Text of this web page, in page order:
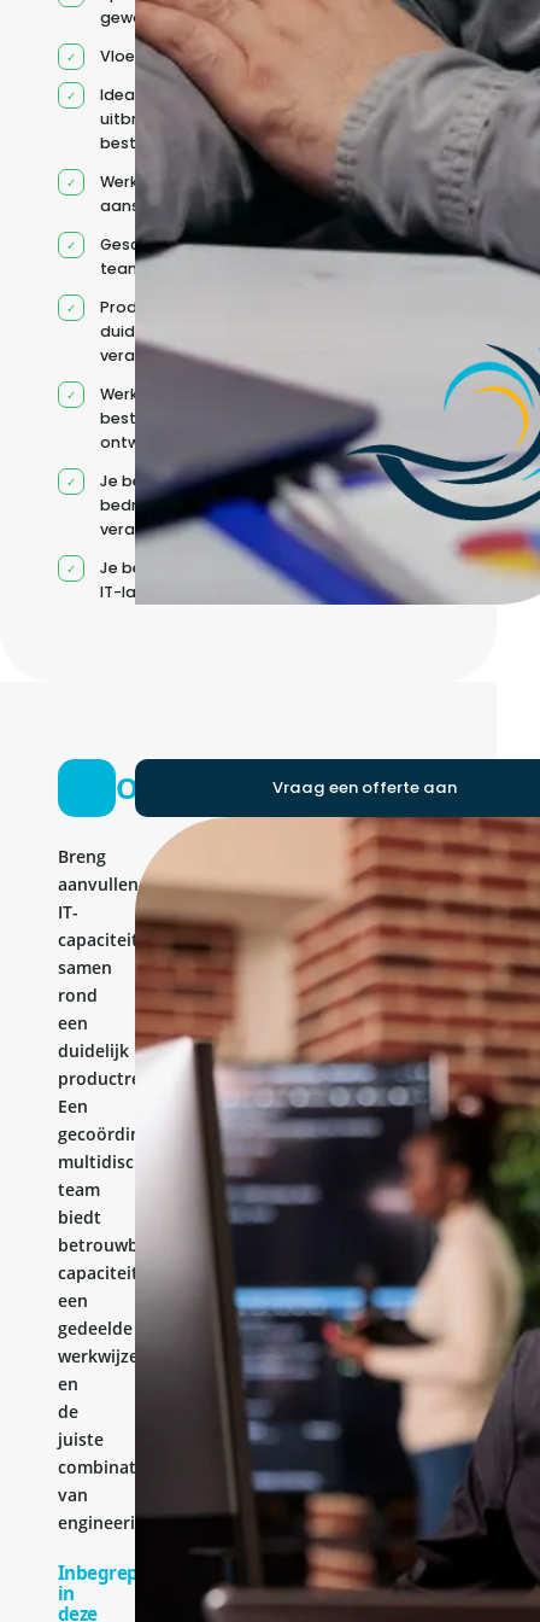
geworven profiel
Vloeiend Engels
Ideaal voor het
uitbreiden van
bestaande capaciteit
Werkt onder jouw
aansturing
Geschikt voor hybride
teams
Productcontext en
duidelijke
verantwoordelijkheden
Werkt binnen jouw
bestaande
ontwikkelteam
Je behoudt jouw
bedrijfs- en IT-
verantwoordelijkheden
Je beheert jouw eigen
IT-landschap
Ontwikkelteam
Breng
aanvullende
IT-
capaciteit
samen
rond
een
duidelijk
productresultaat.
Een
gecoördineerd
multidisciplinair
team
biedt
betrouwbare
capaciteit,
een
gedeelde
werkwijze
en
de
juiste
combinatie
van
engineeringervaring.
Inbegrepen
in
deze
Vraag een offerte aan